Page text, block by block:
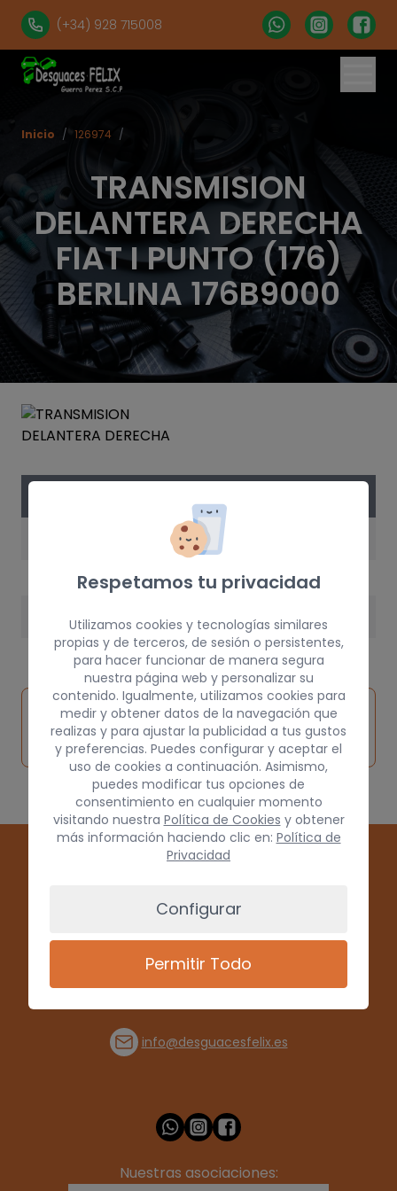
(+34) 928 715008
TRANSMISION
DELANTERA DERECHA
FIAT I PUNTO (176)
BERLINA 176B9000
Inicio / 126974 /
100 kg
Inspeccionar
vehículo de
origen
Solicitar
pieza
Consultar
por
(+34) 928 715008
info@desguacesfelix.es
Nuestras asociaciones:
Respetamos tu privacidad
Utilizamos cookies y tecnologías similares
propias y de terceros, de sesión o persistentes,
para hacer funcionar de manera segura
nuestra página web y personalizar su
contenido. Igualmente, utilizamos cookies para
medir y obtener datos de la navegación que
realizas y para ajustar la publicidad a tus gustos
y preferencias. Puedes configurar y aceptar el
uso de cookies a continuación. Asimismo,
puedes modificar tus opciones de
consentimiento en cualquier momento
visitando nuestra Política de Cookies y obtener
más información haciendo clic en: Política de
Privacidad
Configurar
Permitir Todo